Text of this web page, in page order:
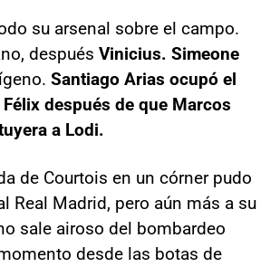
su arsenal sobre el campo.
después Vinicius. Simeone
Santiago Arias ocupó el
después de que Marcos
a Lodi.
de Courtois en un córner pudo
Real Madrid, pero aún más a su
sale airoso del bombardeo
desde las botas de